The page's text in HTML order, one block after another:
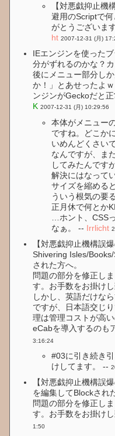
【対悪戯抑止機
避用のScriptで
がとうございま
ht 2007-12-31 (月)
IEエンジンを使った
分がずれるのかな？
後にメニュー部分し
か！」とあせったよ
ンジンがGeckoだと
K 2007-12-31 (月) 10:29:56
本体がメニュー
ですね。どこか
いめんどくさい
なんですが、ま
してみたんです
解決にはなって
サイズを縮める
ういう根気の要
正月休で何とか
…ホント、CSS
なぁ。 -- Irrlicht
【対悪戯抑止機構誤
Shivering Isles/
された方へ。
問題の部分を修正し
す。お手数をお掛けし
しかし、英語だけな
ですが、日本語交じ
理は管理コストが高
eCabを導入するのも
3:16:24
#03に引き続き
けしてます。 --
【対悪戯抑止機構誤
を編集してBlockされ
問題の部分を修正し
す。お手数をお掛け
1:50